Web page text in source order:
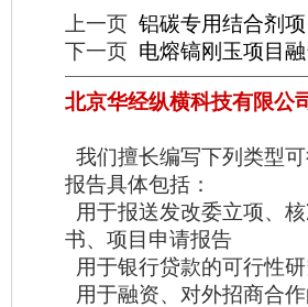
上一页铝碳专用结合剂
下一页 电熔镐刚玉项目
北京华经纵横科技有限公
我们擅长编写下列类型
报告具体包括：
用于报送发改委立项、
书、项目申请报告
用于银行贷款的可行性
用于融资、对外招商合